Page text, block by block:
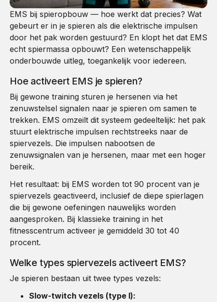
EMS bij spieropbouw — hoe werkt dat precies? Wat
gebeurt er in je spieren als die elektrische impulsen
door het pak worden gestuurd? En klopt het dat EMS
echt spiermassa opbouwt? Een wetenschappelijk
onderbouwde uitleg, toegankelijk voor iedereen.
Hoe activeert EMS je spieren?
Bij gewone training sturen je hersenen via het
zenuwstelsel signalen naar je spieren om samen te
trekken. EMS omzeilt dit systeem gedeeltelijk: het pak
stuurt elektrische impulsen rechtstreeks naar de
spiervezels. Die impulsen nabootsen de
zenuwsignalen van je hersenen, maar met een hoger
bereik.
Het resultaat: bij EMS worden tot 90 procent van je
spiervezels geactiveerd, inclusief de diepe spierlagen
die bij gewone oefeningen nauwelijks worden
aangesproken. Bij klassieke training in het
fitnesscentrum activeer je gemiddeld 30 tot 40
procent.
Welke types spiervezels activeert EMS?
Je spieren bestaan uit twee types vezels:
Slow-twitch vezels (type I):